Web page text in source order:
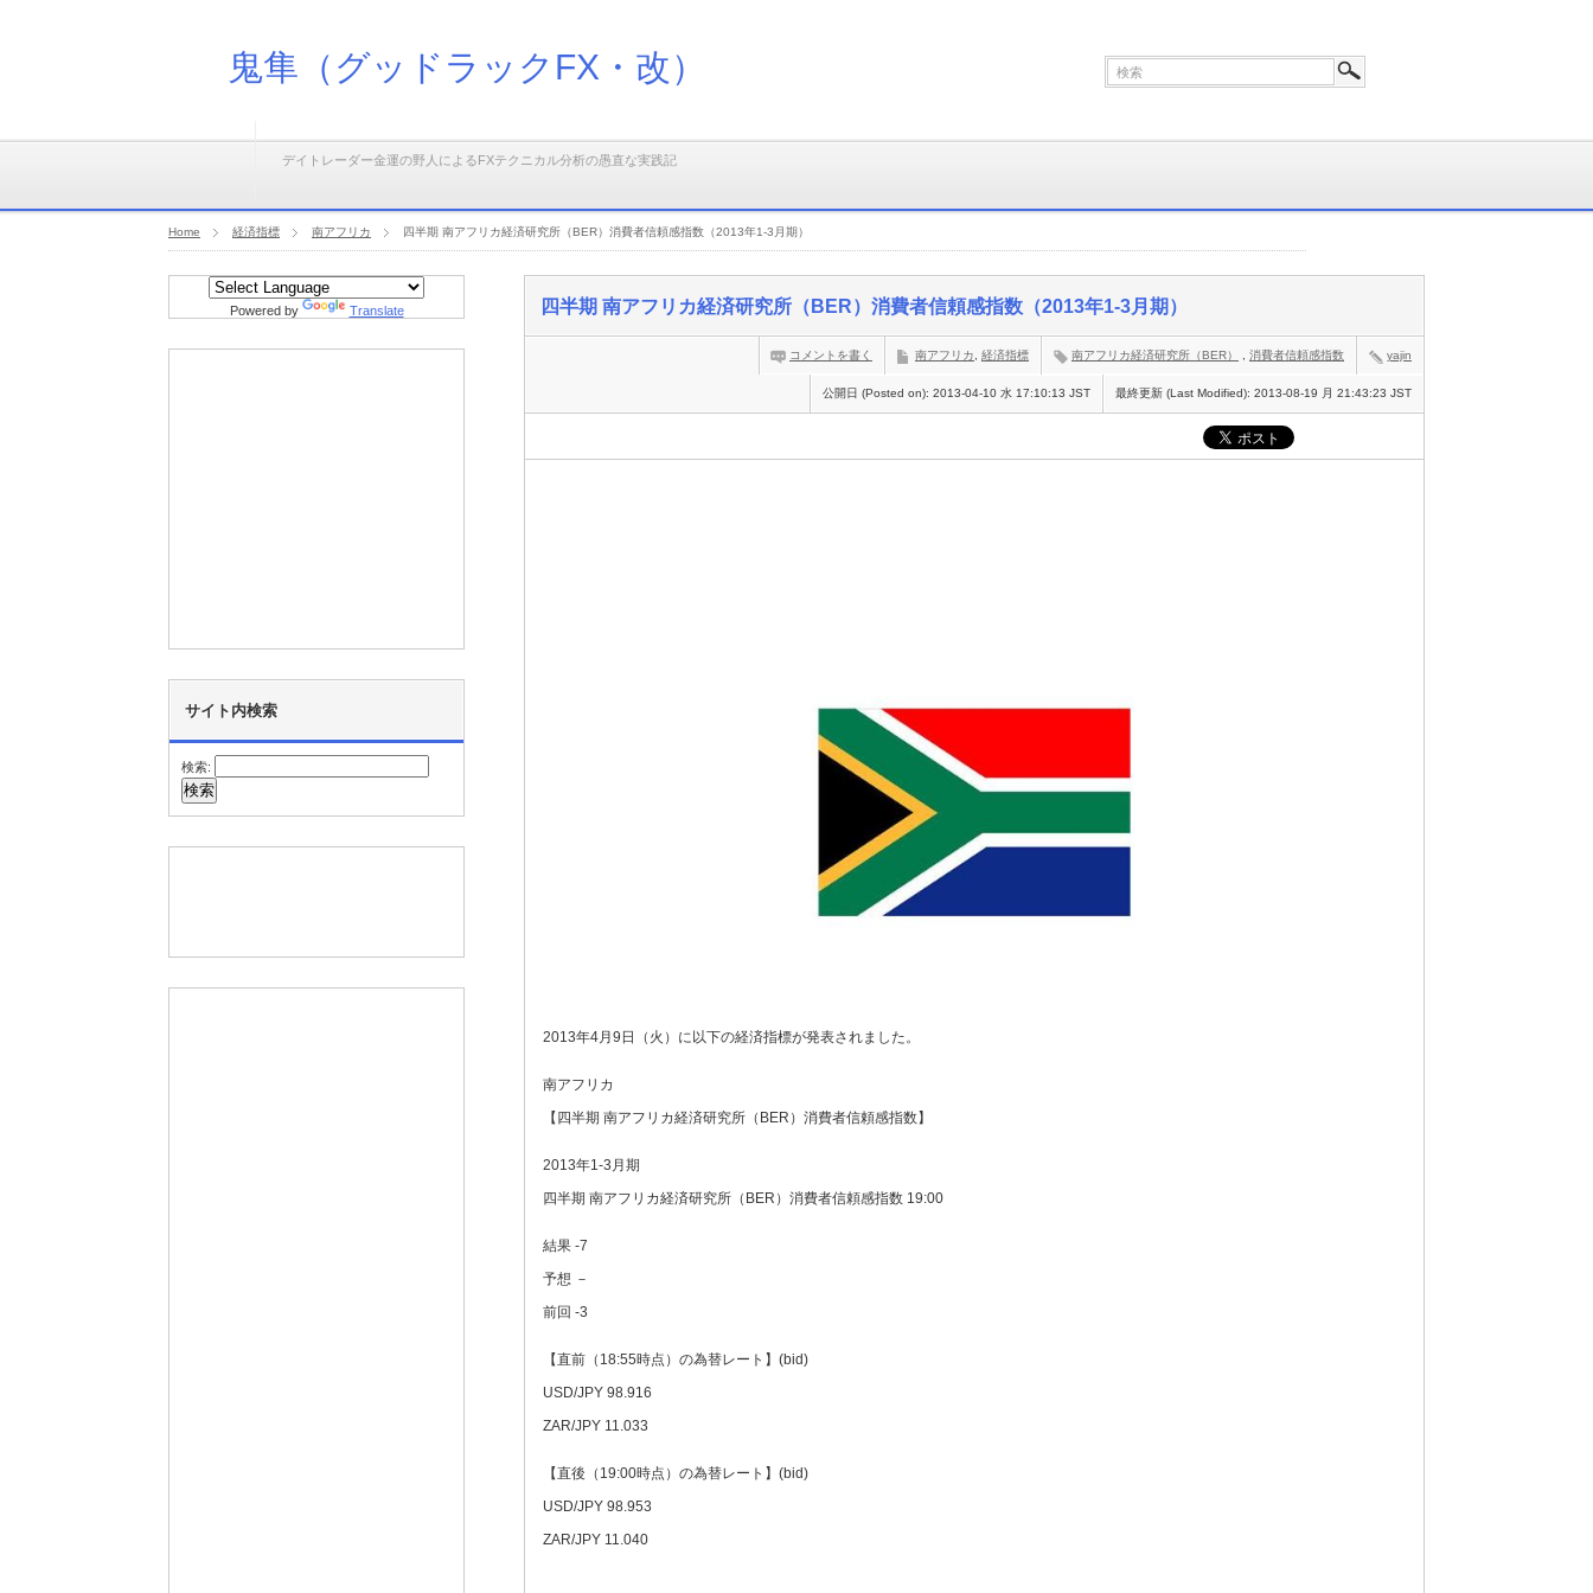
鬼隼（グッドラックFX・改）
デイトレーダー金運の野人によるFXテクニカル分析の愚直な実践記
Home 経済指標 南アフリカ 四半期 南アフリカ経済研究所（BER）消費者信頼感指数（2013年1-3月期）
四半期 南アフリカ経済研究所（BER）消費者信頼感指数（2013年1-3月期）
yajin
南アフリカ経済研究所（BER） 消費者信頼感指数
南アフリカ 経済指標
コメントを書く
最終更新 (Last Modified): 2013-08-19 月 21:43:23 JST
公開日 (Posted on): 2013-04-10 水 17:10:13 JST
2013年4月9日（火）に以下の経済指標が発表されました。
南アフリカ
【四半期 南アフリカ経済研究所（BER）消費者信頼感指数】
2013年1-3月期
四半期 南アフリカ経済研究所（BER）消費者信頼感指数 19:00
結果 -7
予想 －
前回 -3
【直前（18:55時点）の為替レート】(bid)
USD/JPY 98.916
ZAR/JPY 11.033
【直後（19:00時点）の為替レート】(bid)
USD/JPY 98.953
ZAR/JPY 11.040
Powered by Translate
サイト内検索
検索: